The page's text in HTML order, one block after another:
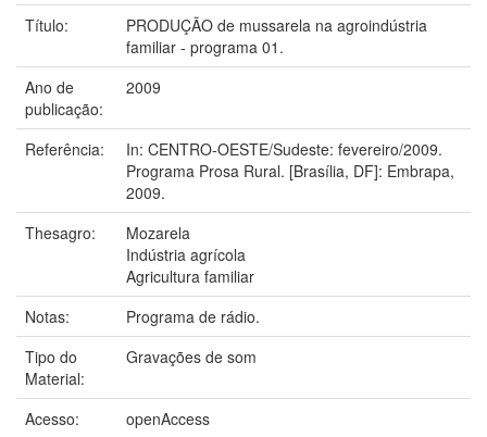
Título:
PRODUÇÃO de mussarela na agroindústria
familiar - programa 01.
Ano de
publicação:
2009
Referência:
In: CENTRO-OESTE/Sudeste: fevereiro/2009.
Programa Prosa Rural. [Brasília, DF]: Embrapa,
2009.
Thesagro:
Mozarela
Indústria agrícola
Agricultura familiar
Notas:
Programa de rádio.
Tipo do
Material:
Gravações de som
Acesso:
openAccess